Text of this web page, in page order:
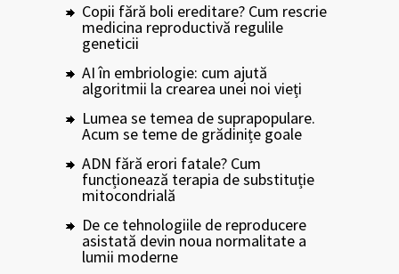
Copii fără boli ereditare? Cum rescrie
medicina reproductivă regulile
geneticii
AI în embriologie: cum ajută
algoritmii la crearea unei noi vieți
Lumea se temea de suprapopulare.
Acum se teme de grădinițe goale
ADN fără erori fatale? Cum
funcționează terapia de substituție
mitocondrială
De ce tehnologiile de reproducere
asistată devin noua normalitate a
lumii moderne